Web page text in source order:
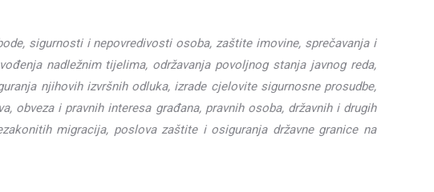
sigurnosti i nepovredivosti osoba, zaštite imovine, sprečavanja i
nadležnim tijelima, održavanja povoljnog stanja javnog reda,
njihovih izvršnih odluka, izrade cjelovite sigurnosne prosudbe,
obveza i pravnih interesa građana, pravnih osoba, državnih i drugih
migracija, poslova zaštite i osiguranja državne granice na